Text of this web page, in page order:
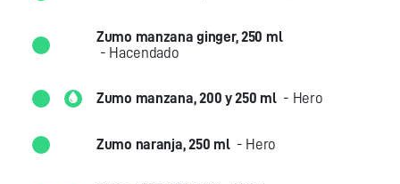
Zumo manzana ginger, 250 ml
- Hacendado
Zumo manzana, 200 y 250 ml - Hero
Zumo naranja, 250 ml - Hero